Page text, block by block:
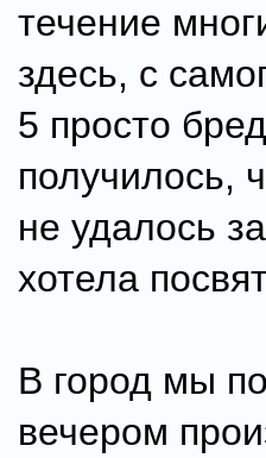
течение
здесь, с
5 просто
получилось,
не удалось
хотела
В город мы
вечером